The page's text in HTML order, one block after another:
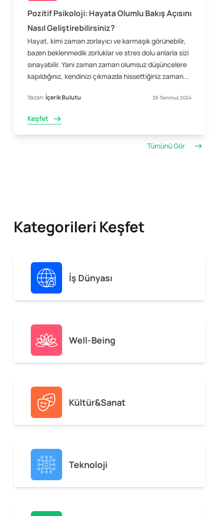
Pozitif Psikoloji: Hayata Olumlu Bakış Açısını
Nasıl Geliştirebilirsiniz?
Hayat, kimi zaman zorlayıcı ve karmaşık görünebilir,
bazen beklenmedik zorluklar ve stres dolu anlarla sizi
sınayabilir. Yani zaman zaman olumsuz düşüncelere
kapıldığınız, kendinizi çıkmazda hissettiğiniz zaman...
Yazan:İçerik Bulutu 26 Temmuz 2024
Keşfet
Tümünü Gör
Kategorileri Keşfet
İş Dünyası
Well-Being
Kültür&Sanat
Teknoloji